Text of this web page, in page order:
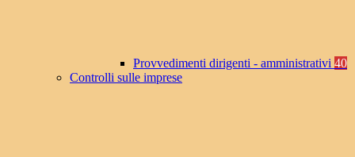
Provvedimenti dirigenti - amministrativi 40
Controlli sulle imprese